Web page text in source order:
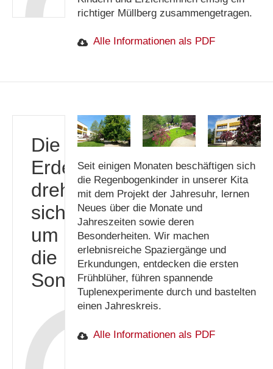
richtiger Müllberg zusammengetragen.
Alle Informationen als PDF
Die
Erde
dreht
sich
um
die
Sonne
Seit einigen Monaten beschäftigen sich
die Regenbogenkinder in unserer Kita
mit dem Projekt der Jahresuhr, lernen
Neues über die Monate und
Jahreszeiten sowie deren
Besonderheiten. Wir machen
erlebnisreiche Spaziergänge und
Erkundungen, entdecken die ersten
Frühblüher, führen spannende
Tuplenexperimente durch und bastelten
einen Jahreskreis.
Alle Informationen als PDF